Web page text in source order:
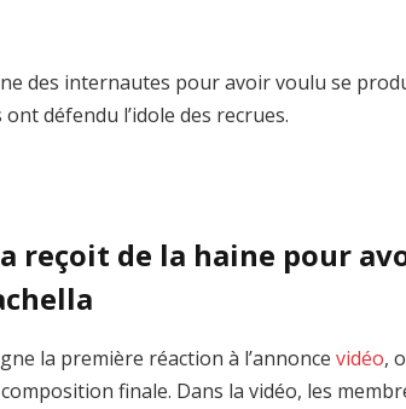
des internautes pour avoir voulu se
défendu l’idole des recrues.
reçoit de la haine pour
la première réaction à l’annoncevidéo,
finale. Dans la vidéo, les